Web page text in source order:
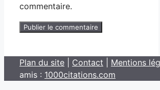
commentaire.
Plan du site Contact Mentions
amis : 1000citations.com